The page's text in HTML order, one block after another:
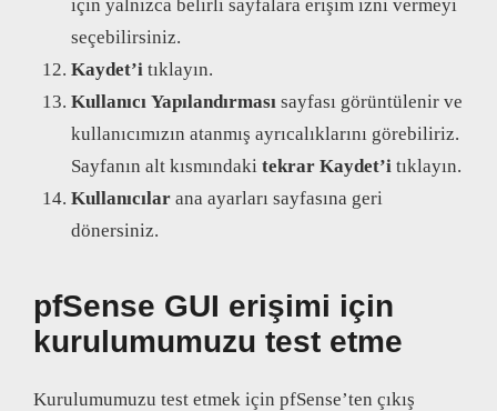
için yalnızca belirli sayfalara erişim izni vermeyi
seçebilirsiniz.
Kaydet’i tıklayın.
Kullanıcı Yapılandırması sayfası görüntülenir ve
kullanıcımızın atanmış ayrıcalıklarını görebiliriz.
Sayfanın alt kısmındaki tekrar Kaydet’i tıklayın.
Kullanıcılar ana ayarları sayfasına geri
dönersiniz.
pfSense GUI erişimi için
kurulumumuzu test etme
Kurulumumuzu test etmek için pfSense’ten çıkış